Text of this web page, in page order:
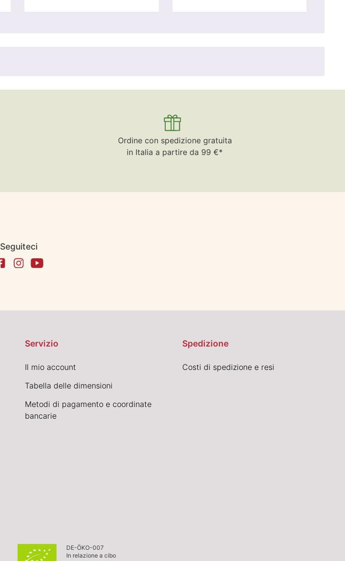
Ordine con spedizione gratuita
in Italia a partire da 99 €*
Seguiteci
Servizio
Il mio account
Tabella delle dimensioni
Metodi di pagamento e coordinate
bancarie
Spedizione
Costi di spedizione e resi
DE-ÖKO-007
In relazione a cibo